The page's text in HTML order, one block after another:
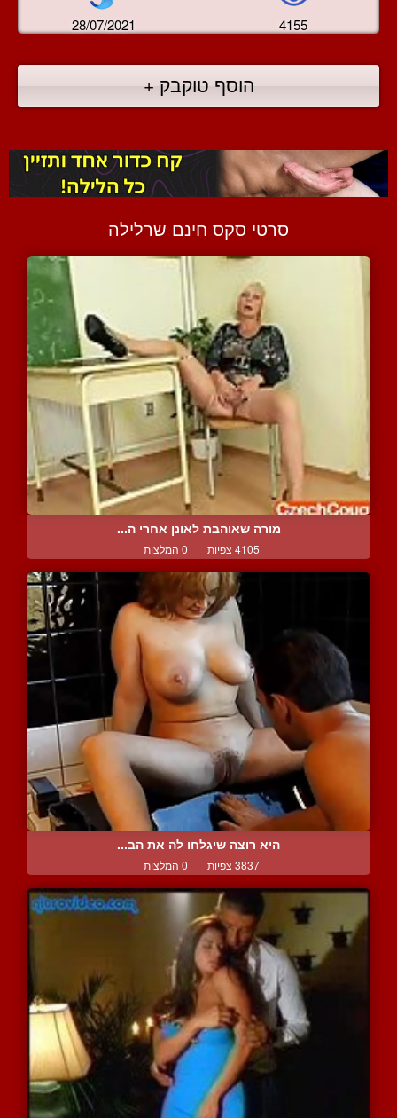
28/07/2021 4155
הוסף טוקבק +
סרטי סקס חינם שרלילה
מורה שאוהבת לאונן אחרי ה...
4105 צפיות | 0 המלצות
היא רוצה שיגלחו לה את הב...
3837 צפיות | 0 המלצות